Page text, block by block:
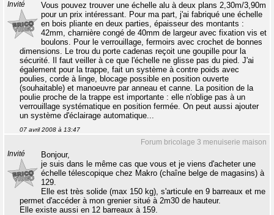
Invité
Vous pouvez trouver une échelle alu à deux plans 2,30m/3,90m
pour un prix intéressant. Pour ma part, j'ai fabriqué une échelle
en bois pliante en deux parties, épaisseur des montants :
42mm, charnière congé de 40mm de largeur avec fixation vis et
boulons. Pour le verrouillage, fermoirs avec crochet de bonnes
dimensions. Le trou du porte cadenas reçoit une goupille pour la
sécurité. Il faut veiller à ce que l'échelle ne glisse pas du pied. J'ai
également pour la trappe, fait un système à contre poids avec
poulies, corde à linge, blocage possible en position ouverte
(souhaitable) et manoeuvre par anneau et canne. La position de la
poulie proche de la trappe est importante : elle n'oblige pas à un
verrouillage systématique en position fermée. On peut aussi ajouter
un système d'éclairage automatique...
07 avril 2008 à 13:47
Forum bricolage 3 menuiserie maison
Invité
Bonjour,
je suis dans le même cas que vous et je viens d'acheter une
échelle télescopique chez Makro (chaîne belge de magasins) à
129.
Elle est très solide (max 150 kg), s'articule en 9 barreaux et me
permet d'accéder à mon grenier situé à 2m30 de hauteur.
Elle existe aussi en 12 barreaux à 159.